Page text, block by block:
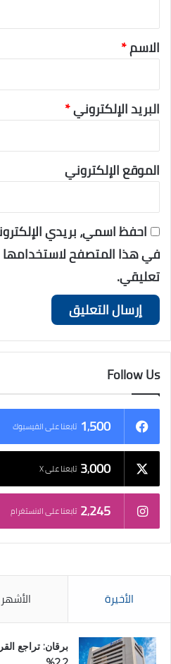
الاسم*
البريد الإلكتروني*
الموقع الإلكتروني
احفظ اسمي، بريدي
في هذا المتصفح لاستخدامها
تعليقي.
Follow Us
1٬500 تابعنا على الفيسبوك
3٬000 تابعنا على X
2٬245 تابعنا على الانستغرام
الأخيرة الأشهر